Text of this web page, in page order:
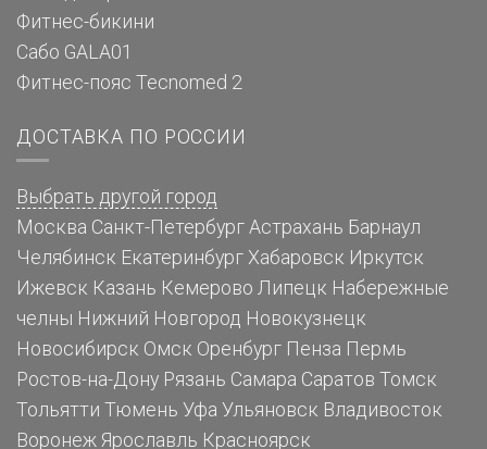
Фитнес-бикини
Сабо GALA01
Фитнес-пояс Tecnomed 2
ДОСТАВКА ПО РОССИИ
Выбрать другой город
Москва Санкт-Петербург Астрахань Барнаул
Челябинск Екатеринбург Хабаровск Иркутск
Ижевск Казань Кемерово Липецк Набережные
челны Нижний Новгород Новокузнецк
Новосибирск Омск Оренбург Пенза Пермь
Ростов-на-Дону Рязань Самара Саратов Томск
Тольятти Тюмень Уфа Ульяновск Владивосток
Воронеж Ярославль Красноярск